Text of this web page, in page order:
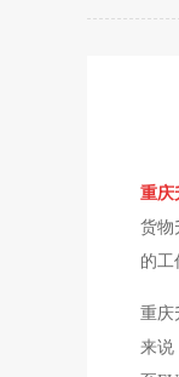
重庆
货物
的工
重庆
来说